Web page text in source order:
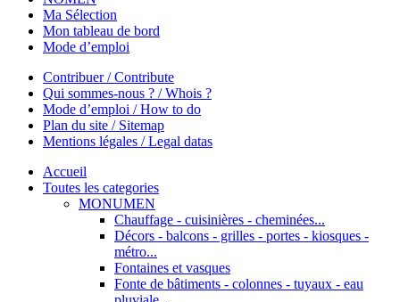
Ma Sélection
Mon tableau de bord
Mode d’emploi
Contribuer / Contribute
Qui sommes-nous ? / Whois ?
Mode d’emploi / How to do
Plan du site / Sitemap
Mentions légales / Legal datas
Accueil
Toutes les categories
MONUMEN
Chauffage - cuisinières - cheminées...
Décors - balcons - grilles - portes - kiosques -
métro...
Fontaines et vasques
Fonte de bâtiments - colonnes - tuyaux - eau